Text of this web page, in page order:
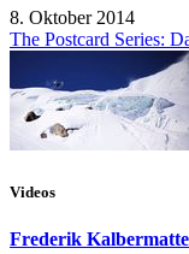
8. Oktober 2014
The Postcard Series:
Videos
Frederik